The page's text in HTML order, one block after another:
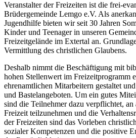
Veranstalter der Freizeiten ist die frei-
Brüdergemeinde Lemgo e.V. Als
Jugendhilfe bieten wir seit 30 Jahren
Kinder und Teenager in unseren
Freizeitgelände im Extertal an.
Vermittlung des christlichen Glaubens.
Deshalb nimmt die Beschäftigung mit
hohen Stellenwert im Freizeitprogramm
ehrenamtlichen Mitarbeitern gestaltet
und Bastelangeboten. Um ein gutes
sind die Teilnehmer dazu verpflichtet,
Freizeit teilzunehmen und die
der Freizeiten sind das Vorleben
sozialer Kompetenzen und die positive